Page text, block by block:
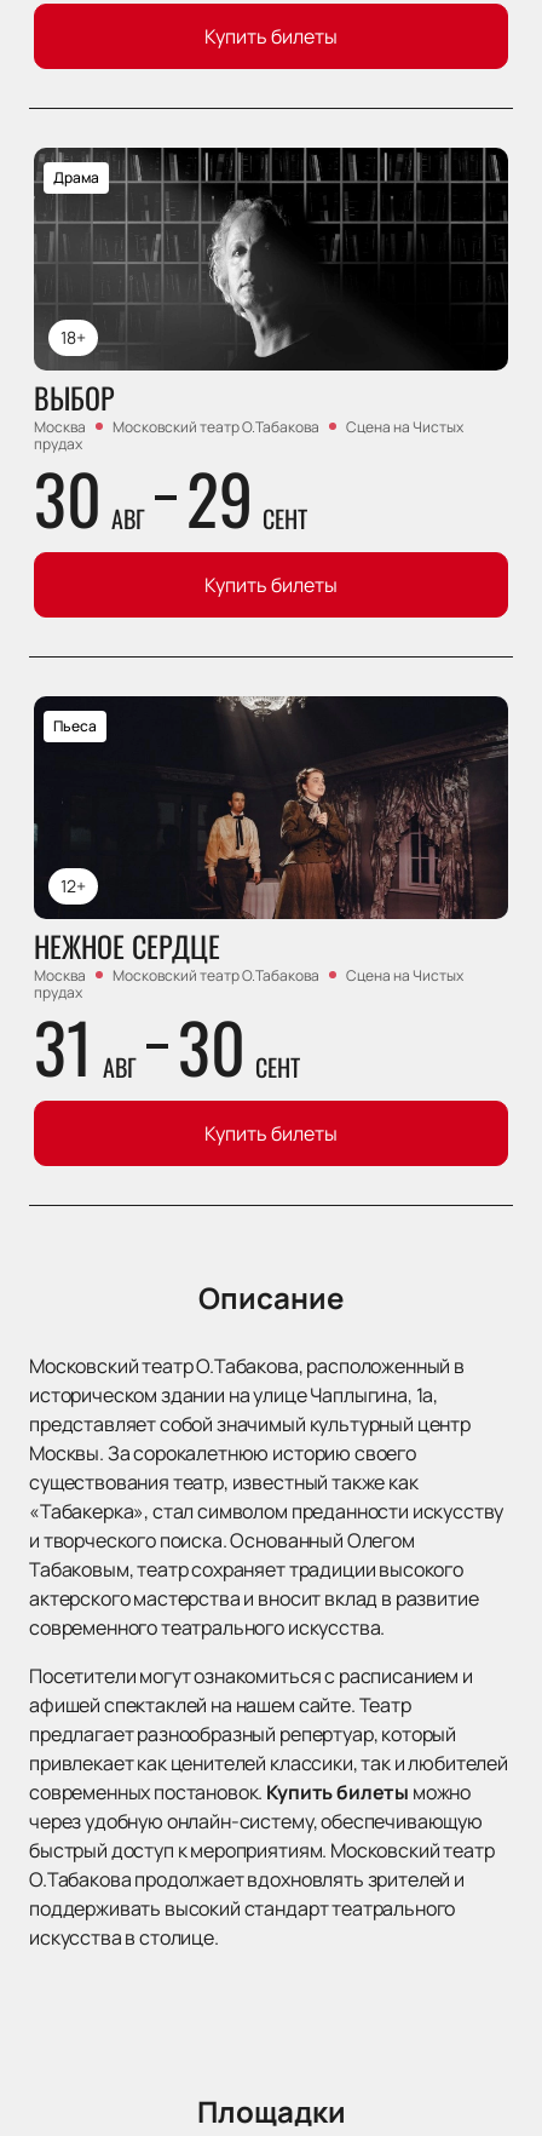
Купить билеты
18+
Драма
ВЫБОР
Москва Московский театр О.Табакова
Сцена на Чистых
прудах
30 АВГ 29 СЕНТ
Купить билеты
12+
Пьеса
НЕЖНОЕ СЕРДЦЕ
Москва Московский театр О.Табакова
Сцена на Чистых
прудах
31 АВГ 30 СЕНТ
Купить билеты
Описание
Московский театр О.Табакова, расположенный в
историческом здании на улице Чаплыгина, 1а,
представляет собой значимый культурный центр
Москвы. За сорокалетнюю историю своего
существования театр, известный также как
«Табакерка», стал символом преданности искусству
и творческого поиска. Основанный Олегом
Табаковым, театр сохраняет традиции высокого
актерского мастерства и вносит вклад в развитие
современного театрального искусства.
Посетители могут ознакомиться с расписанием и
афишей спектаклей на нашем сайте. Театр
предлагает разнообразный репертуар, который
привлекает как ценителей классики, так и любителей
современных постановок. Купить билеты можно
через удобную онлайн-систему, обеспечивающую
быстрый доступ к мероприятиям. Московский театр
О.Табакова продолжает вдохновлять зрителей и
поддерживать высокий стандарт театрального
искусства в столице.
Площадки